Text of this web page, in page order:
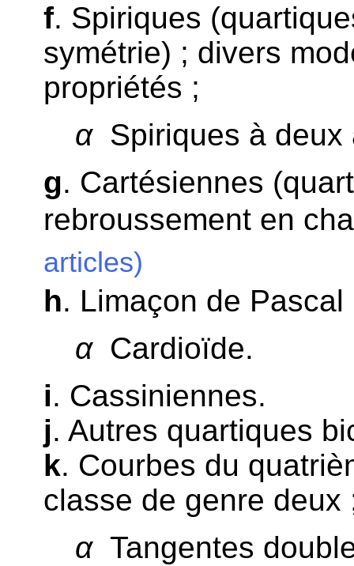
f. Spiriques
symétrie) ; divers
propriétés ;
αSpiriques à deux
g. Cartésiennes
rebroussement en
articles)
h. Limaçon de Pascal
αCardioïde.
i. Cassiniennes.
j. Autres quartiques
k. Courbes du
classe de genre deux
αTangentes